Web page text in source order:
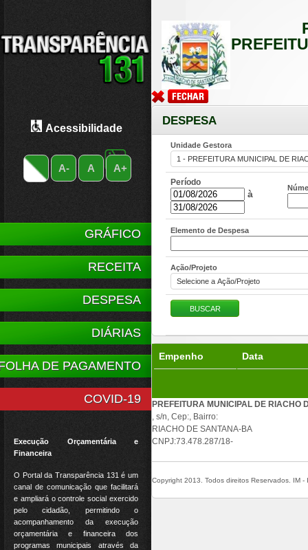
Acessibilidade
A- A A+
GRÁFICO
RECEITA
DESPESA
DIÁRIAS
DE PAGAMENTO
COVID-19
Execução Orçamentária e
Financeira
O Portal da Transparência 131 é um
canal de comunicação que facilitará
e ampliará o controle social exercido
pelo cidadão, permitindo o
acompanhamento da execução
orçamentária e financeira dos
programas municipais através da
DESPESA
Unidade Gestora
Período
à
Elemento de Despesa
Ação/Projeto
Empenho Data
PREFEITURA MUNICIPAL DE RIACHO
, s/n, Cep:, Bairro:
RIACHO DE SANTANA-BA
CNPJ:73.478.287/18-
Copyright 2013. Todos direitos Reservados. IM